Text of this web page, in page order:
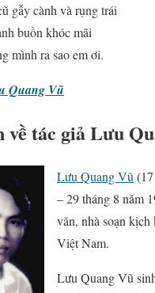
gẫy cành và rụng trái
buồn khóc mãi
mình ra sao em ơi.
Quang Vũ
về tác giả Lưu
Lưu Quang Vũ
– 29 tháng 8 năm
văn, nhà soạn
Việt Nam.
Lưu Quang Vũ